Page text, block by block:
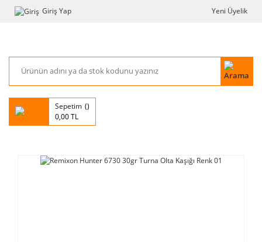
Giriş Yap Yeni Üyelik
Sepetim
0,00 TL